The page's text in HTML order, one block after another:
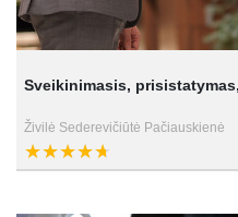
Sveikinimasis,
Živilė Sederevičiūtė Pačiauskienė